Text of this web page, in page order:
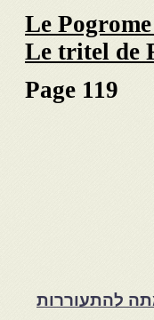
Le
Le tritel de
Page 119
במרוקו בסוף המאה ה־19 ותרומתה להתעוררות